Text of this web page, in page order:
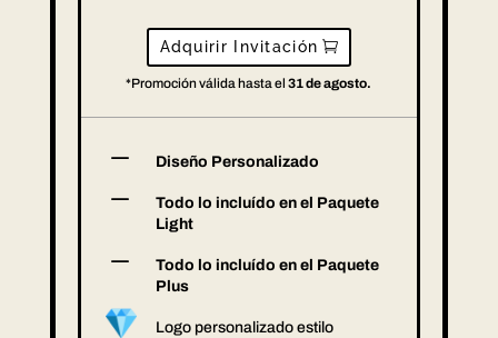
Adquirir Invitación
*Promoción válida hasta el31 de agosto.
K Diseño Personalizado
K
Todo lo incluído en el Paquete
Light
K
Todo lo incluído en el Paquete
Plus
Logo personalizado estilo